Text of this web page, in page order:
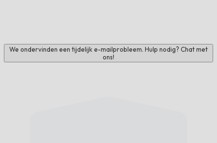
We ondervinden een tijdelijk e-mailprobleem. Hulp nodig? Chat met
ons!